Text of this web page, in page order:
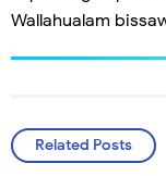
Wallahualam
Related Posts